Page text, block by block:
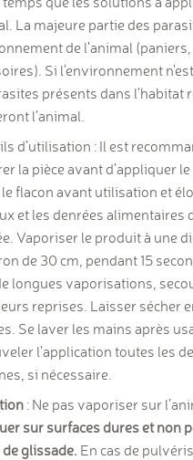
La majeure partie des
de l'animal (paniers,
Si l'environnement
présents dans l'habitat
l'animal.
d’utilisation : Il est
la pièce avant d’appliquer
flacon avant utilisation et
et les denrées alimentaires
Vaporiser le produit à une
de 30 cm, pendant 15
longues vaporisations,
reprises. Laisser sécher
Se laver les mains après
l’application toutes les
si nécessaire.
: Ne pas vaporiser sur
sur surfaces dures et non
glissade. En cas de